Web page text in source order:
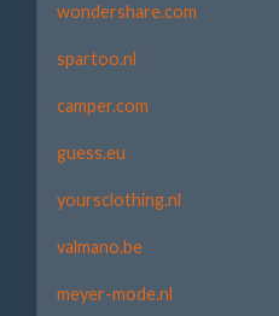
wondershare.com
spartoo.nl
camper.com
guess.eu
yoursclothing.nl
valmano.be
meyer-mode.nl